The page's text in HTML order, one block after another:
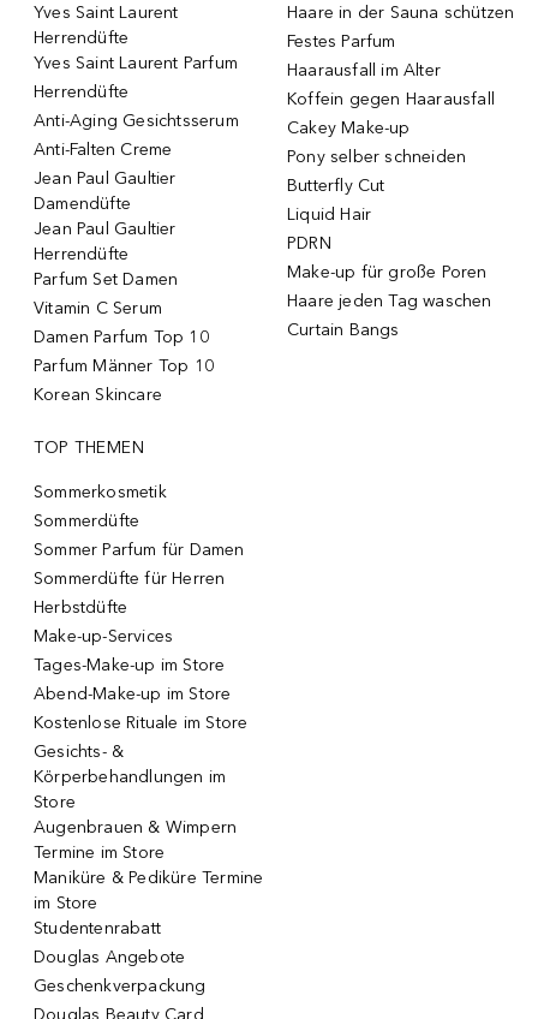
Yves Saint Laurent
Herrendüfte
Yves Saint Laurent Parfum
Herrendüfte
Anti-Aging Gesichtsserum
Anti-Falten Creme
Jean Paul Gaultier
Damendüfte
Jean Paul Gaultier
Herrendüfte
Parfum Set Damen
Vitamin C Serum
Damen Parfum Top 10
Parfum Männer Top 10
Korean Skincare
Haare in der Sauna schützen
Festes Parfum
Haarausfall im Alter
Koffein gegen Haarausfall
Cakey Make-up
Pony selber schneiden
Butterfly Cut
Liquid Hair
PDRN
Make-up für große Poren
Haare jeden Tag waschen
Curtain Bangs
TOP THEMEN
Sommerkosmetik
Sommerdüfte
Sommer Parfum für Damen
Sommerdüfte für Herren
Herbstdüfte
Make-up-Services
Tages-Make-up im Store
Abend-Make-up im Store
Kostenlose Rituale im Store
Gesichts- &
Körperbehandlungen im
Store
Augenbrauen & Wimpern
Termine im Store
Maniküre & Pediküre Termine
im Store
Studentenrabatt
Douglas Angebote
Geschenkverpackung
Douglas Beauty Card